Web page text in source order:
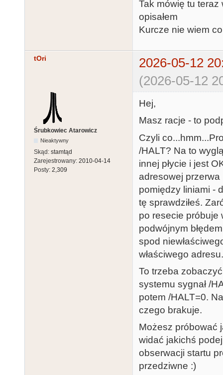
Tak mówię tu teraz
opisałem
Kurcze nie wiem
tOri
2026-05-12
(2026-05-12
Śrubkowiec Atarowicz
Nieaktywny
Skąd: stamtąd
Zarejestrowany: 2010-04-14
Posty: 2,309
Hej,
Masz racje - to
Czyli
/HALT? Na to
innej płycie i jest
adresowej
pomiędzy liniami -
tę sprawdziłeś.
po resecie próbuje
podwójnym
spod
właściwego
To trzeba
systemu sygnał /
potem /HALT=0.
czego brakuje.
Możesz próbować
widać jakichś
obserwacji startu
przedziwne :)